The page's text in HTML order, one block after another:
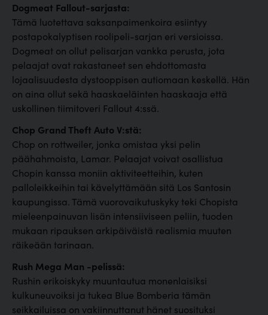
Dogmeat Fallout-sarjasta:
Tämä luotettava saksanpaimenkoira esiintyy
postapokalyptisen roolipeli-sarjan eri versioissa.
Dogmeat on ollut pelisarjan vankka perusta, jota
pelaajat ovat rakastaneet sen ehdottomasta
lojaalisuudesta dystooppisen autiomaan keskellä. Hän
on aina ollut sekä haaskaeläinten haaskaaja että
uskollinen tiimitoveri Fallout 4:ssä.
Chop Grand Theft Auto V:stä:
Chop on rottweiler, jonka omistaa yksi pelin
päähahmoista, Lamar. Pelaajat voivat osallistua
Chopin kanssa moniin aktiviteetteihin, kuten
palloleikkeihin tai kävelyttämään sitä Los Santosin
kaupungissa. Tämä vuorovaikutuskyky teki Chopista
mieleenpainuvan lisän intensiiviseen peliin, tuoden
mukaan ripauksen arkipäiväistä realismia muuten
räikeään tarinaan.
Rush Mega Man -pelissä:
Rushin erikoiskyky muuntautua monenlaisiksi
kulkuneuvoiksi ja tukea Blue Bomberia tämän
seikkailuissa on vakiinnuttanut hänet suosituksi